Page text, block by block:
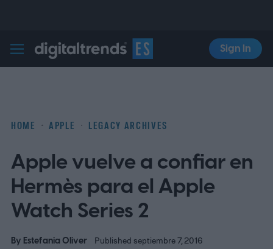
Digital Trends Español
Sign In
HOME APPLE LEGACY ARCHIVES
Apple vuelve a confiar en
Hermès para el Apple
Watch Series 2
By Estefania Oliver Published septiembre 7, 2016